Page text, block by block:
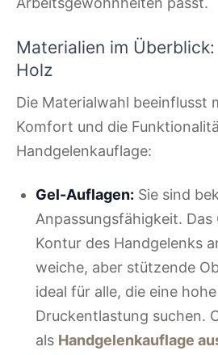
Materialien im Überblick:
Holz
Die Materialwahl beeinflusst
Komfort und die
Handgelenkauflage:
Gel-Auflagen: Sie sind
Anpassungsfähigkeit. Das
Kontur des Handgelenks
weiche, aber stützende
ideal für alle, die eine
Druckentlastung suchen.
als Handgelenkauflage